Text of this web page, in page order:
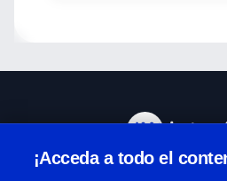
¡Acceda a todo el